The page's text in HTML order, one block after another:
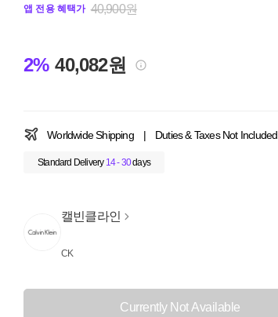
앱 전용 혜택가 40,900원
2% 40,082원
Worldwide Shipping | Duties & Taxes Not Included
Standard Delivery 14 - 30days
캘빈클라인
CK
Currently Not Available